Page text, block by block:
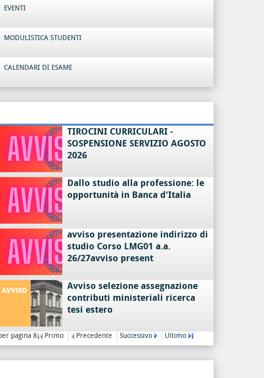
EVENTI
MODULISTICA STUDENTI
CALENDARI DI ESAME
TIROCINI CURRICULARI -
SOSPENSIONE SERVIZIO AGOSTO
2026
Dallo studio alla professione: le
opportunità in Banca d'Italia
avviso presentazione indirizzo di
studio Corso LMG01 a.a.
26/27avviso present
Avviso selezione assegnazione
contributi ministeriali ricerca
tesi estero
pagina 8 Primo Precedente Successivo Ultimo